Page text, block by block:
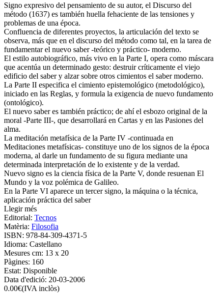
Signo expresivo del pensamiento de su autor, el Discurso del
método (1637) es también huella fehaciente de las tensiones y
problemas de una época.
Confluencia de diferentes proyectos, la articulación del texto se
observa, más que en el discurso del método como tal, en la tarea de
fundamentar el nuevo saber -teórico y práctico- moderno.
El estilo autobiográfico, más vivo en la Parte I, opera como máscara
que acentúa un determinado gesto: destruir críticamente el viejo
edificio del saber y alzar sobre otros cimientos el saber moderno.
La Parte II especifica el cimiento epistemológico (metodológico),
iniciado en las Reglas, y formula la exigencia de nuevo fundamento
(ontológico).
El nuevo saber es también práctico; de ahí el esbozo original de la
moral -Parte III-, que desarrollará en Cartas y en las Pasiones del
alma.
La meditación metafísica de la Parte IV -continuada en
Meditaciones metafísicas- constituye uno de los signos de la época
moderna, al darle un fundamento de su figura mediante una
determinada interpretación de lo existente y de la verdad.
Nuevo signo es la ciencia física de la Parte V, donde resuenan El
Mundo y la voz polémica de Galileo.
En la Parte VI aparece un tercer signo, la máquina o la técnica,
aplicación práctica del saber
Llegir més
Editorial: Tecnos
Matèria: Filosofia
ISBN: 978-84-309-4371-5
Idioma: Castellano
Mesures cm: 13 x 20
Pàgines: 160
Estat: Disponible
Data d'edició: 20-03-2006
0.00€(IVA inclòs)